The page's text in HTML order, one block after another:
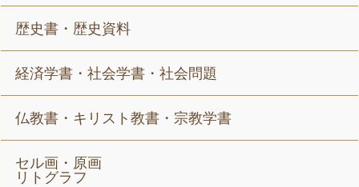
歴史書・歴史資料
経済学書・社会学書・社会問題
仏教書・キリスト教書・宗教学書
セル画・原画
リトグラフ